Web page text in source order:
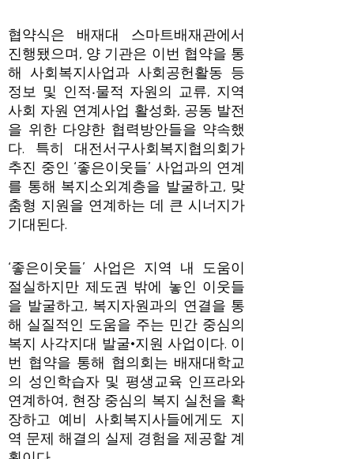
협약식은 배재대 스마트배재관에서
진행됐으며, 양 기관은 이번 협약을 통
해 사회복지사업과 사회공헌활동 등
정보 및 인적‧물적 자원의 교류, 지역
사회 자원 연계사업 활성화, 공동 발전
을 위한 다양한 협력방안들을 약속했
다. 특히 대전서구사회복지협의회가
추진 중인 ‘좋은이웃들’ 사업과의 연계
를 통해 복지소외계층을 발굴하고, 맞
춤형 지원을 연계하는 데 큰 시너지가
기대된다.
‘좋은이웃들’ 사업은 지역 내 도움이
절실하지만 제도권 밖에 놓인 이웃들
을 발굴하고, 복지자원과의 연결을 통
해 실질적인 도움을 주는 민간 중심의
복지 사각지대 발굴·지원 사업이다. 이
번 협약을 통해 협의회는 배재대학교
의 성인학습자 및 평생교육 인프라와
연계하여, 현장 중심의 복지 실천을 확
장하고 예비 사회복지사들에게도 지
역 문제 해결의 실제 경험을 제공할 계